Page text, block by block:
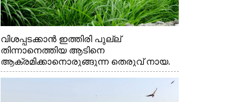
വിശപ്പടക്കാൻ ഇത്തിരി പുല്ല്
തിന്നാനെത്തിയ ആടിനെ
ആക്രമിക്കാനൊരുങ്ങുന്ന തെരുവ് നായ.
എറണാകുളം വാത്തുരുത്തിയിൽ നിന്നുള്ള